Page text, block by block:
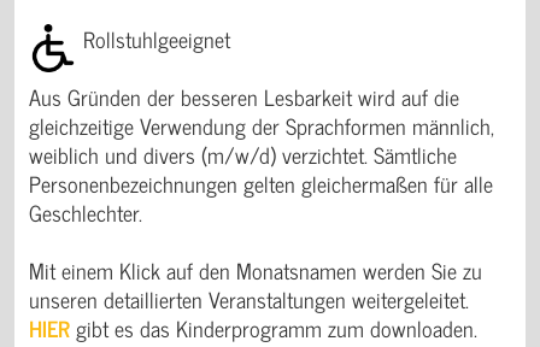
Rollstuhlgeeignet
Aus Gründen der besseren Lesbarkeit wird auf die
gleichzeitige Verwendung der Sprachformen männlich,
weiblich und divers (m/w/d) verzichtet. Sämtliche
Personenbezeichnungen gelten gleichermaßen für alle
Geschlechter.
Mit einem Klick auf den Monatsnamen werden Sie zu
unseren detaillierten Veranstaltungen weitergeleitet.
HIER gibt es das Kinderprogramm zum downloaden.